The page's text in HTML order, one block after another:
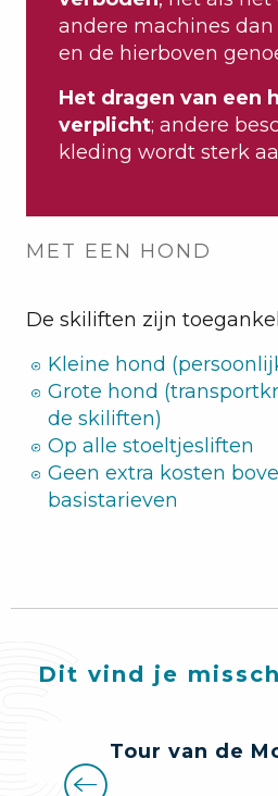
andere machines
en de hierboven
Het dragen van een
verplicht; andere
kleding wordt sterk
MET EEN HOND
De skiliften zijn
Kleine hond
Grote hond
de skiliften)
Op alle stoeltjesliften
Geen extra kosten
basistarieven
Dit vind je
Tour van de